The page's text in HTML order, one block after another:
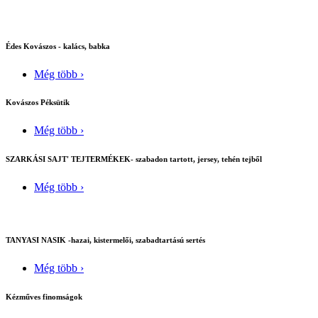
Édes Kovászos - kalács, babka
Még több ›
Kovászos Péksütik
Még több ›
SZARKÁSI SAJT' TEJTERMÉKEK- szabadon tartott, jersey, tehén tejből
Még több ›
TANYASI NASIK -hazai, kistermelői, szabadtartású sertés
Még több ›
Kézműves finomságok